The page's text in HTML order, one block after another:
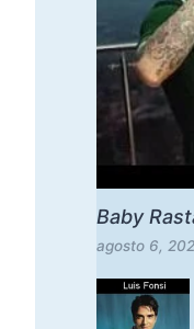
Baby
agosto 6,